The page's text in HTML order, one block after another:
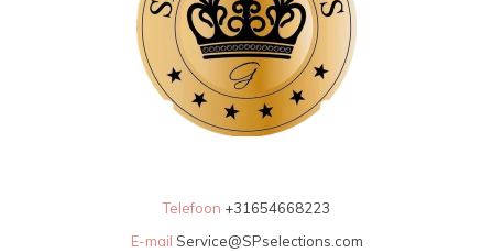
Telefoon +31654668223
E-mail Service@SPselections.com